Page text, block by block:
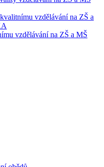
vzdělávání na ZŠ a
vzdělávání na ZŠ a MŠ